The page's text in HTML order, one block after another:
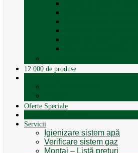
12.000 de produse
Oferte Speciale
Servicii
Igienizare sistem apă
Verificare sistem gaz
Montaj – Listă prețuri